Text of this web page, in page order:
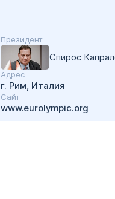
Президент
Спирос
Адрес
г. Рим, Италия
Cайт
www.eurolympic.org